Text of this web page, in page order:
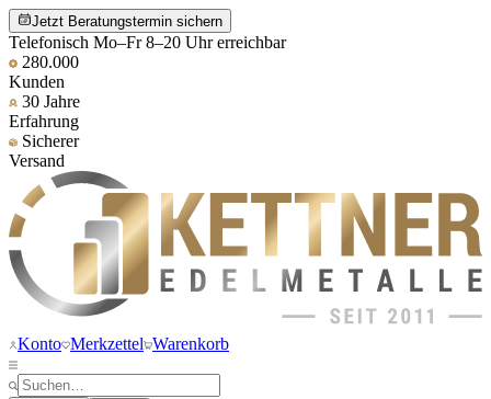
Jetzt Beratungstermin sichern
Telefonisch Mo–Fr 8–20 Uhr erreichbar
280.000
Kunden
30 Jahre
Erfahrung
Sicherer
Versand
Konto Merkzettel Warenkorb